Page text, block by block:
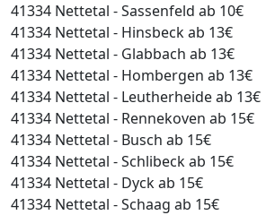
41334 Nettetal - Sassenfeld ab 10€
41334 Nettetal - Hinsbeck ab 13€
41334 Nettetal - Glabbach ab 13€
41334 Nettetal - Hombergen ab 13€
41334 Nettetal - Leutherheide ab 13€
41334 Nettetal - Rennekoven ab 15€
41334 Nettetal - Busch ab 15€
41334 Nettetal - Schlibeck ab 15€
41334 Nettetal - Dyck ab 15€
41334 Nettetal - Schaag ab 15€